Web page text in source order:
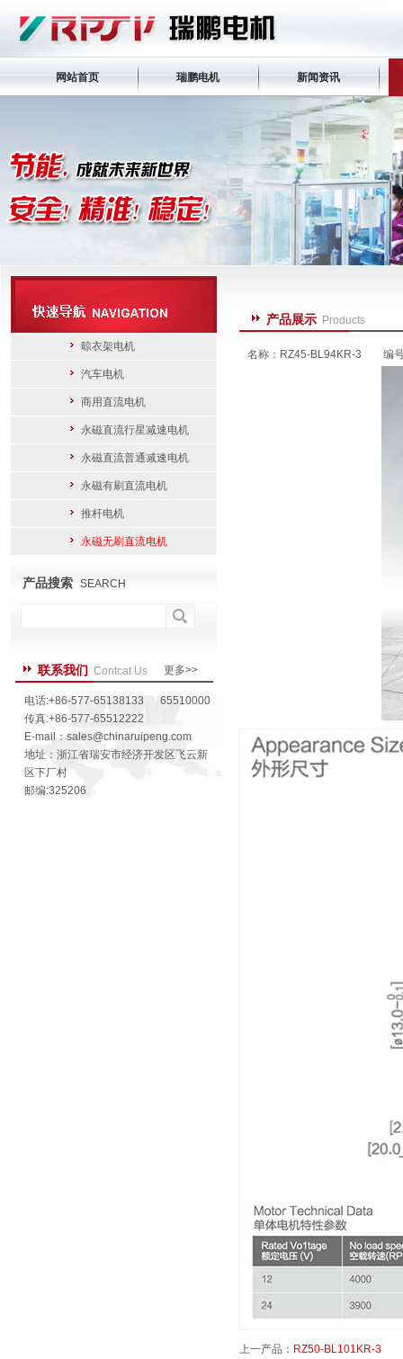
网站首页 瑞鹏电机 新闻资讯
晾衣架电机
汽车电机
商用直流电机
永磁直流行星减速电机
永磁直流普通减速电机
永磁有刷直流电机
推杆电机
永磁无刷直流电机
产品搜索 SEARCH
联系我们 Contcat Us 更多>>
电话:+86-577-65138133 65510000
传真:+86-577-65512222
E-mail： sales@chinaruipeng.com
地址：浙江省瑞安市经济开发区飞云新
区下厂村
邮编:325206
产品展示 Products
名称：RZ45-BL94KR-3 编
上一产品： RZ50-BL101KR-3